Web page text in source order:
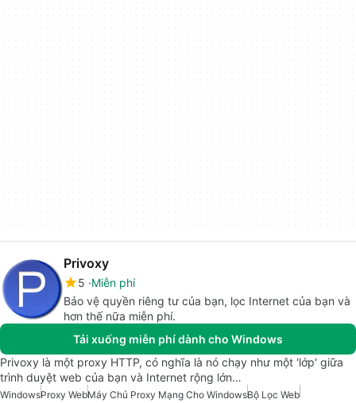
Privoxy
5 Miễn phí
Bảo vệ quyền riêng tư của bạn, lọc Internet của bạn và
hơn thế nữa miễn phí.
Tải xuống miễn phí dành cho Windows
Privoxy là một proxy HTTP, có nghĩa là nó chạy như một 'lớp' giữa
trình duyệt web của bạn và Internet rộng lớn…
WindowsProxy WebMáy Chủ Proxy Mạng Cho WindowsBộ Lọc Web